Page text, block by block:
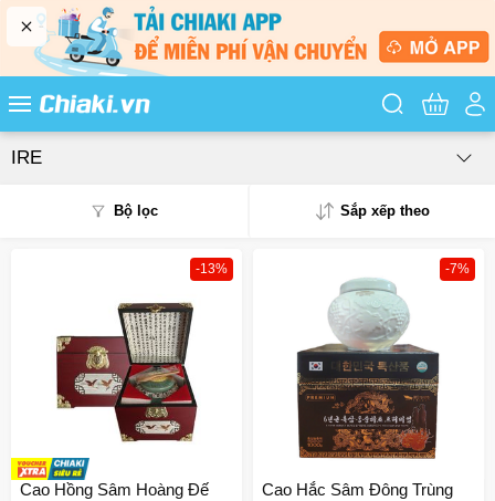
Tìm kiếm
IRE
Bộ lọc Sắp xếp theo
Mới nhất
Giá từ thấp - cao
Giá từ cao - thấp
-13%
Cao Hồng Sâm Hoàng Đế
-7%
Cao Hắc Sâm Đông Trùng